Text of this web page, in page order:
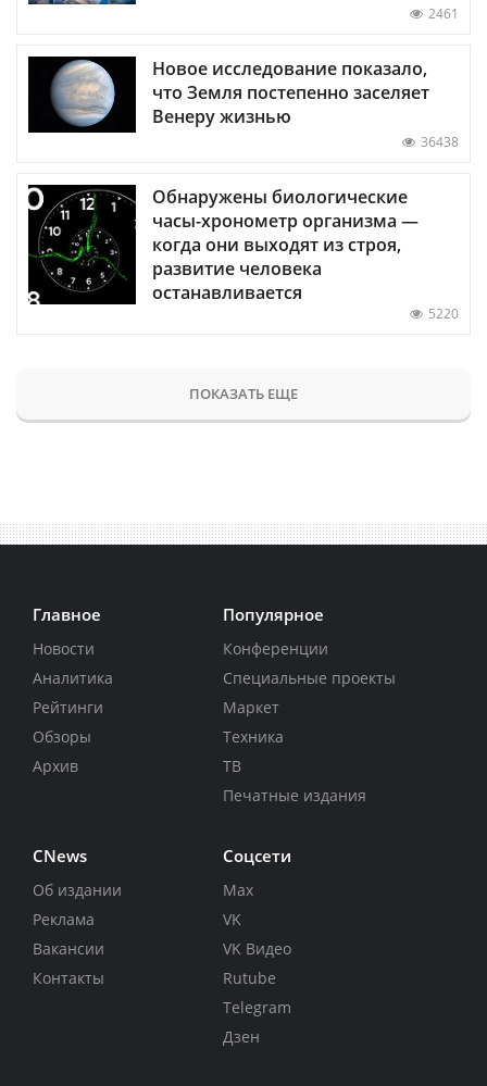
2461
Новое исследование показало,
что Земля постепенно заселяет
Венеру жизнью
36438
Обнаружены биологические
часы-хронометр организма —
когда они выходят из строя,
развитие человека
останавливается
5220
ПОКАЗАТЬ ЕЩЕ
Главное
Новости
Аналитика
Рейтинги
Обзоры
Архив
Популярное
Конференции
Специальные проекты
Маркет
Техника
ТВ
Печатные издания
CNews
Об издании
Реклама
Вакансии
Контакты
Соцсети
Max
VK
VK Видео
Rutube
Telegram
Дзен